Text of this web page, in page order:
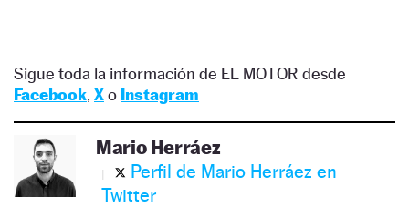
Sigue toda la información de EL MOTOR desde
Facebook, Xo Instagram
Mario Herráez
Perfil de Mario Herráez en
Twitter